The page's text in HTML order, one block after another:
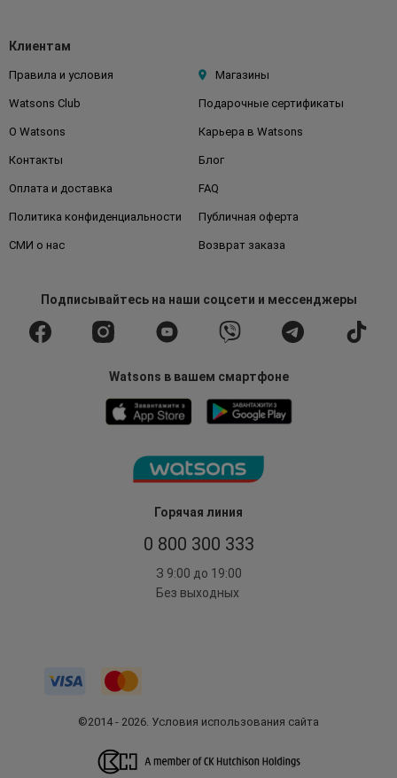
Горячая линия
0 800 300 333
З 9:00 до 19:00
Без выходных
Клиентам
Правила и условия Магазины
Watsons Club Подарочные сертификаты
О Watsons Карьера в Watsons
Контакты Блог
Оплата и доставка FAQ
Политика конфиденциальности Публичная оферта
СМИ о нас Возврат заказа
Подписывайтесьна наши соцсети и мессенджеры
Watsons в вашем смартфоне
©2014 - 2026. Условия использования сайта